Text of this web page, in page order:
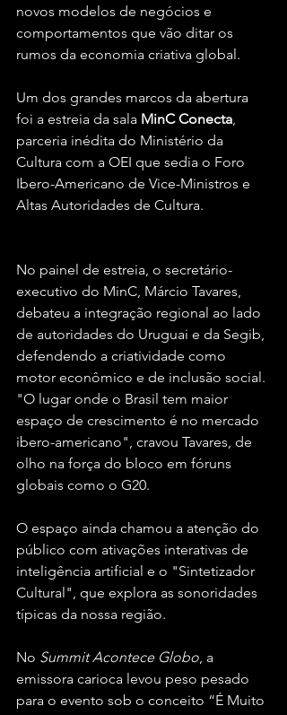
novos modelos de negócios e
comportamentos que vão ditar os
rumos da economia criativa global.
Um dos grandes marcos da abertura
foi a estreia da sala MinC Conecta,
parceria inédita do Ministério da
Cultura com a OEI que sedia o Foro
Ibero-Americano de Vice-Ministros e
Altas Autoridades de Cultura.
No painel de estreia, o secretário-
executivo do MinC, Márcio Tavares,
debateu a integração regional ao lado
de autoridades do Uruguai e da Segib,
defendendo a criatividade como
motor econômico e de inclusão social.
"O lugar onde o Brasil tem maior
espaço de crescimento é no mercado
ibero-americano", cravou Tavares, de
olho na força do bloco em fóruns
globais como o G20.
O espaço ainda chamou a atenção do
público com ativações interativas de
inteligência artificial e o "Sintetizador
Cultural", que explora as sonoridades
típicas da nossa região.
No Summit Acontece Globo, a
emissora carioca levou peso pesado
para o evento sob o conceito “É Muito